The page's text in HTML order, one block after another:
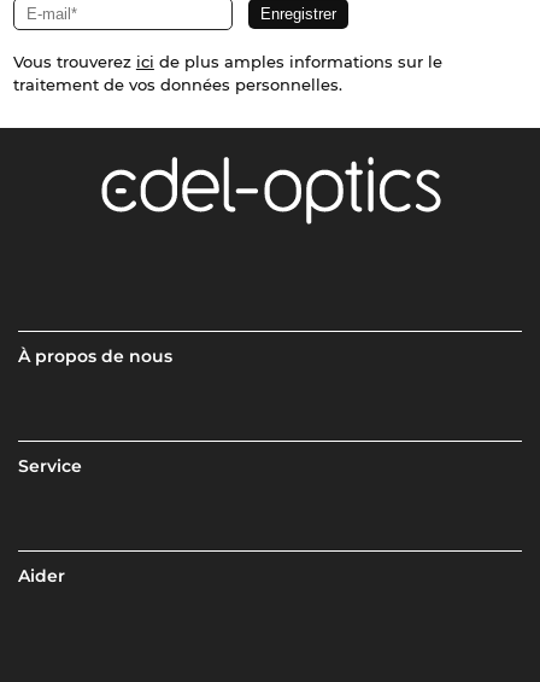
Vous trouverez ici de plus amples informations sur le
traitement de vos données personnelles.
À propos de nous
Service
Aider